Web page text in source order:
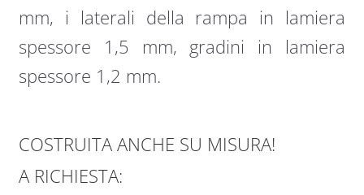
mm, i laterali della rampa in lamiera
spessore 1,5 mm, gradini in lamiera
spessore 1,2 mm.
COSTRUITA ANCHE SU MISURA!
A RICHIESTA: